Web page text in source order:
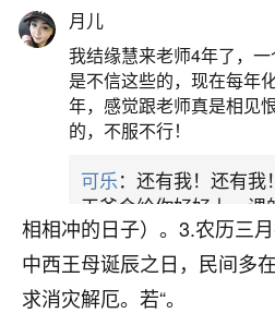
二、化解花姐什么日子最好
此类日子适合忏悔、还
涉及需忏悔过往或祈求宽恕
历查询，且需避开个人生辰
相相冲的日子）。3.农历三
中西王母诞辰之日，民间多
求消灾解厄。若“。
月儿
我结缘慧来老师4年了，
是不信这些的，现在每年
年，感觉跟老师真是相见
的，不服不行！
可乐：还有我！还有
天爷会给你好好上一课
哪样不服都不行！
平安是福：我也是每年
卦，认识老师3年了，